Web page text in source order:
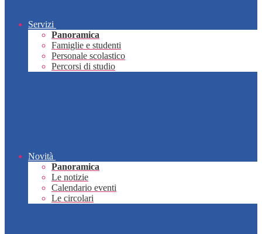
Servizi
Panoramica
Famiglie e studenti
Personale scolastico
Percorsi di studio
Novità
Panoramica
Le notizie
Calendario eventi
Le circolari